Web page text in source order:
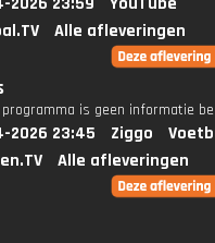
Alle afleveringen
is geen informatie
2026 23:45 Ziggo
Alle afleveringen